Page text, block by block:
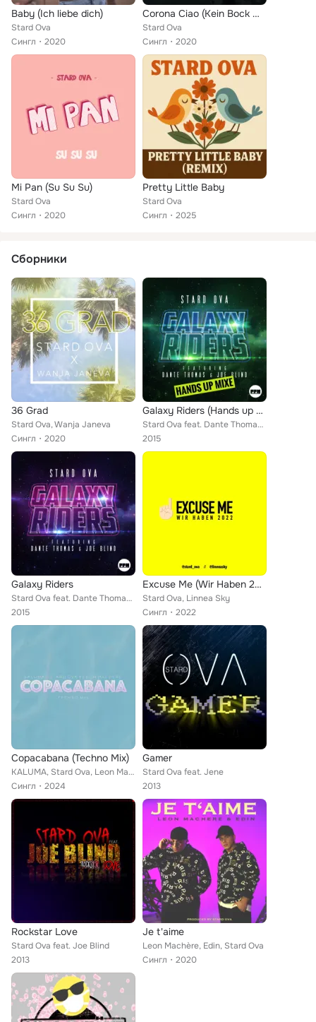
Baby (Ich liebe dich)
Stard Ova
Сингл
2020
Corona Ciao (Kein Bock mehr)
Stard Ova
Сингл
2020
Mi Pan (Su Su Su)
Stard Ova
Сингл
2020
Pretty Little Baby
Stard Ova
Сингл
2025
Сборники
36 Grad
Stard Ova, Wanja Janeva
Сингл
2020
Galaxy Riders (Hands up Mixes)
Stard Ova feat. Dante Thomas, Joe Blind
2015
Galaxy Riders
Stard Ova feat. Dante Thomas, Joe Blind
2015
Excuse Me (Wir Haben 2022)
Stard Ova, Linnea Sky
Сингл
2022
Copacabana (Techno Mix)
KALUMA, Stard Ova, Leon Machère
Сингл
2024
Gamer
Stard Ova feat. Jene
2013
Rockstar Love
Stard Ova feat. Joe Blind
2013
Je t'aime
Leon Machère, Edin, Stard Ova
Сингл
2020